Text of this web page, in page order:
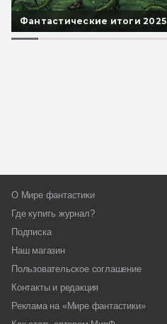
Фантастические итоги 2025
О Мире фантастики
Где купить журнал?
Подписка
Наш магазин
Пользовательское соглашение
Контакты и редакция
Реклама на «Мире фантастики»